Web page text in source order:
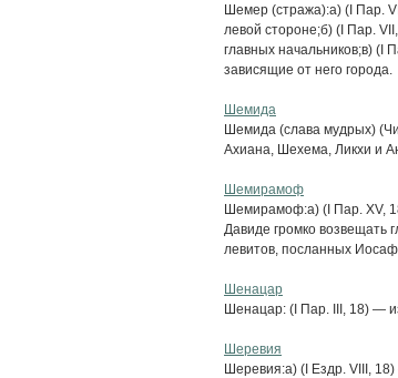
Шемер (стража):а) (I Пар.
левой стороне;б) (I Пар.
главных начальников;в)
зависящие от него города.
Шемида
Шемида (слава мудрых)
Ахиана, Шехема, Ликхи и
Шемирамоф
Шемирамоф:а) (I Пар. XV,
Давиде громко возвещать
левитов, посланных
Шенацар
Шенацар: (I Пар. III, 18) —
Шеревия
Шеревия:а) (I Ездр. VIII,